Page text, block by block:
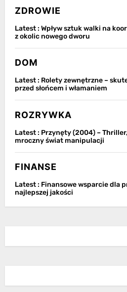
ZDROWIE
Latest : Wpływ sztuk walki na
z okolic nowego dworu
DOM
Latest : Rolety zewnętrzne –
przed słońcem i włamaniem
ROZRYWKA
Latest : Przynęty (2004) –
mroczny świat manipulacji
FINANSE
Latest : Finansowe wsparcie dla
najlepszej jakości